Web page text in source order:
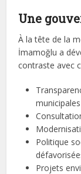
Une
À la tête de la
İmamoğlu a
contraste avec
municipales
Politique
Projets